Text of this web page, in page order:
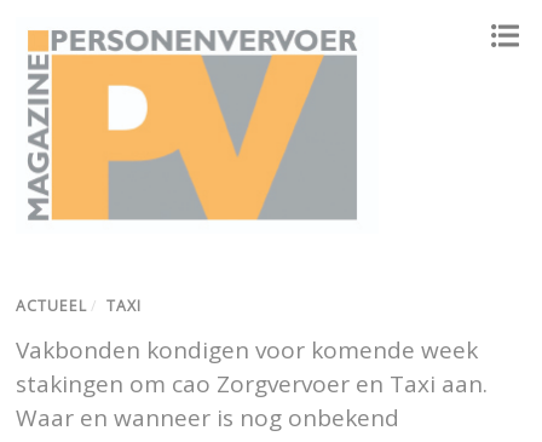
ACTUEEL / TAXI
Vakbonden kondigen voor komende week
stakingen om cao Zorgvervoer en Taxi aan.
Waar en wanneer is nog onbekend